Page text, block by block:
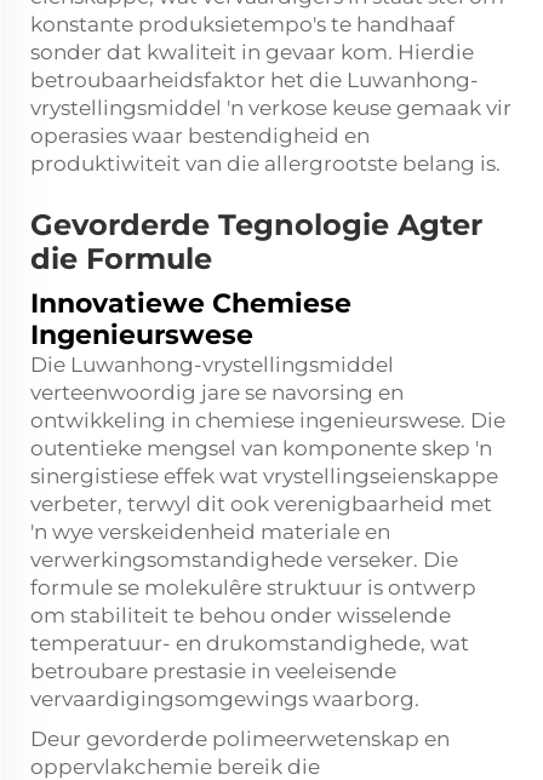
konstante produksietempo's te handhaaf
sonder dat kwaliteit in gevaar kom. Hierdie
betroubaarheidsfaktor het die Luwanhong-
vrystellingsmiddel 'n verkose keuse gemaak vir
operasies waar bestendigheid en
produktiwiteit van die allergrootste belang is.
Gevorderde Tegnologie Agter
die Formule
Innovatiewe Chemiese
Ingenieurswese
Die Luwanhong-vrystellingsmiddel
verteenwoordig jare se navorsing en
ontwikkeling in chemiese ingenieurswese. Die
outentieke mengsel van komponente skep 'n
sinergistiese effek wat vrystellingseienskappe
verbeter, terwyl dit ook verenigbaarheid met
'n wye verskeidenheid materiale en
verwerkingsomstandighede verseker. Die
formule se molekulêre struktuur is ontwerp
om stabiliteit te behou onder wisselende
temperatuur- en drukomstandighede, wat
betroubare prestasie in veeleisende
vervaardigingsomgewings waarborg.
Deur gevorderde polimeerwetenskap en
oppervlakchemie bereik die